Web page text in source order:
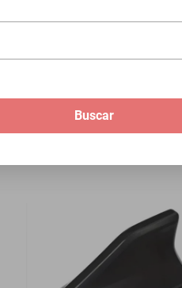
Buscar